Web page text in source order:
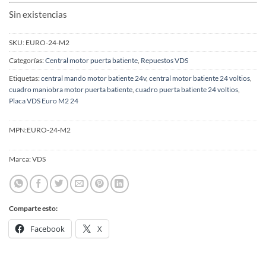
Sin existencias
SKU: EURO-24-M2
Categorías:Central motor puerta batiente Repuestos VDS
Etiquetas:central mando motor batiente 24v, central motor batiente 24 voltios
cuadro maniobra motor puerta batiente cuadro puerta batiente 24 voltios
Placa VDS Euro M2 24
MPN:EURO-24-M2
Marca:VDS
Comparte esto:
Facebook X